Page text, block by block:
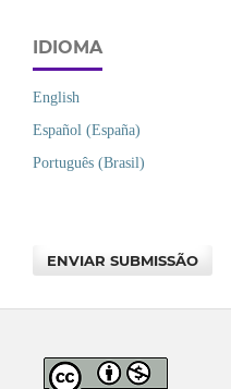
IDIOMA
English
Español (España)
Português (Brasil)
ENVIAR SUBMISSÃO